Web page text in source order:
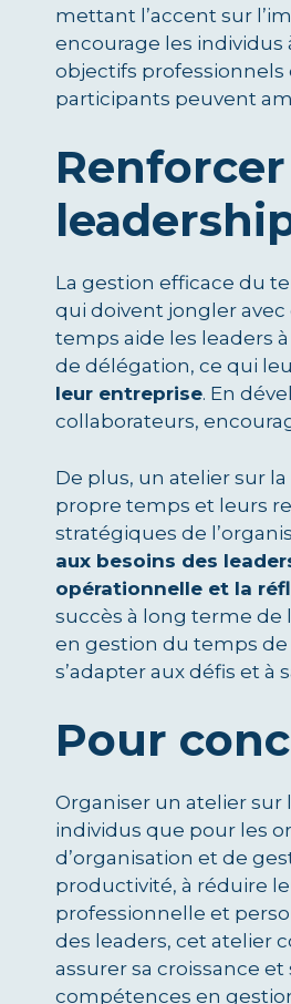
mettant l’accent sur
encourage les
objectifs professionnels
participants peuvent
La gestion efficace du
qui doivent jongler
temps aide les leaders
de délégation, ce qui
leur entreprise. En
collaborateurs,
De plus, un atelier sur
propre temps et leurs
stratégiques de
aux besoins des
opérationnelle et la
succès à long terme de
en gestion du temps de
s’adapter aux défis et
Pour
Organiser un atelier
individus que pour les
d’organisation et de
productivité, à réduire
professionnelle et
des leaders, cet atelier
assurer sa croissance
compétences en